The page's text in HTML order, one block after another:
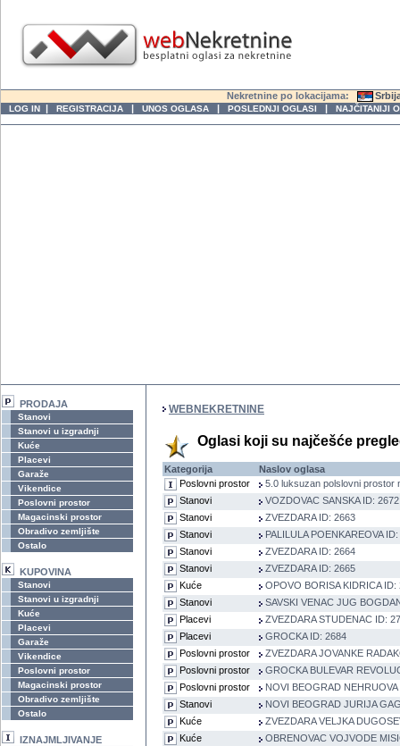
Nekretnine po lokacijama:
LOG IN | REGISTRACIJA | UNOS OGLASA | POSLEDNJI OGLASI | NAJČITANIJI
PRODAJA
Stanovi
Stanovi u izgradnji
Kuće
Placevi
Garaže
Vikendice
Poslovni prostor
Magacinski prostor
Obradivo zemljište
Ostalo
KUPOVINA
Stanovi
Stanovi u izgradnji
Kuće
Placevi
Garaže
Vikendice
Poslovni prostor
Magacinski prostor
Obradivo zemljište
Ostalo
IZNAJMLJIVANJE
WEBNEKRETNINE
Oglasi koji su najčešće
Kategorija
Naslov oglasa
Poslovni prostor
5.0 luksuzan polslovni prostor
Stanovi
VOZDOVAC SANSKA ID: 2672
Stanovi
ZVEZDARA ID: 2663
Stanovi
PALILULA POENKAREOVA
Stanovi
ZVEZDARA ID: 2664
Stanovi
ZVEZDARA ID: 2665
Kuće
OPOVO BORISA KIDRICA ID:
Stanovi
SAVSKI VENAC JUG
Placevi
ZVEZDARA STUDENAC ID:
Placevi
GROCKA ID: 2684
Poslovni prostor
ZVEZDARA JOVANKE
Poslovni prostor
GROCKA BULEVAR
Poslovni prostor
NOVI BEOGRAD NEHRUOVA
Stanovi
NOVI BEOGRAD JURIJA
Kuće
ZVEZDARA VELJKA
Kuće
OBRENOVAC VOJVODE